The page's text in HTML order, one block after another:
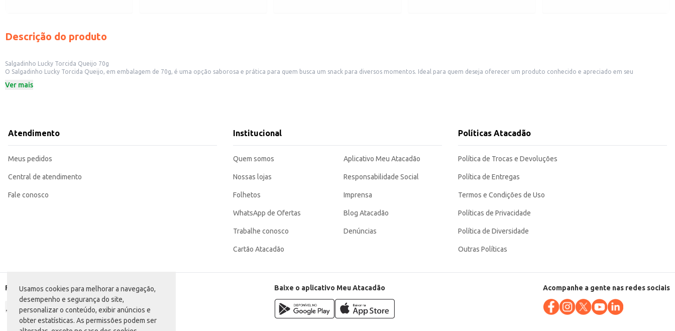
Usamos cookies para melhorar a navegação,
desempenho e segurança do site,
personalizar o conteúdo, exibir anúncios e
obter estatísticas. As permissões podem ser
Descrição do produto
Salgadinho Lucky Torcida Queijo 70g
O Salgadinho Lucky Torcida Queijo, em embalagem de 70g, é uma opção saborosa e prática para quem busca um snack para diversos momentos. Ideal para quem deseja oferecer um produto conhecido e apreciado em seu
Dicas de Uso:
O Salgadinho Lucky Torcida Queijo é uma escolha que agrada o paladar e oferece um bom custo-benefício, sendo uma adição interessante para o seu negócio ou para ter sempre à mão.
Ver mais
Atendimento
Meus pedidos
Central de atendimento
Fale conosco
Institucional
Quem somos
Nossas lojas
Folhetos
WhatsApp de Ofertas
Trabalhe conosco
Cartão Atacadão
Aplicativo Meu Atacadão
Responsabilidade Social
Imprensa
Blog Atacadão
Denúncias
Políticas Atacadão
Política de Trocas e Devoluções
Política de Entregas
Termos e Condições de Uso
Políticas de Privacidade
Política de Diversidade
Outras Políticas
Formas de pagamento Baixe o aplicativo Meu Atacadão Acompanhe a gente nas redes sociais